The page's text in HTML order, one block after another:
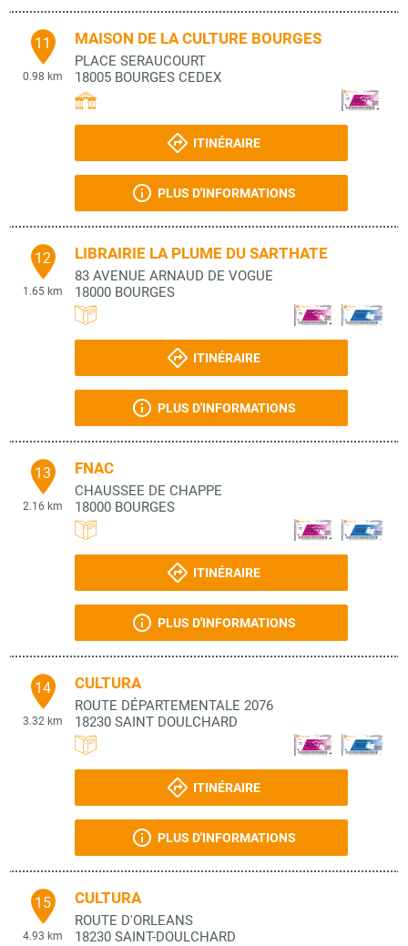
11
0.98 km
MAISON DE LA CULTURE BOURGES
PLACE SERAUCOURT
18005 BOURGES CEDEX
ITINÉRAIRE
PLUS D'INFORMATIONS
12
1.65 km
LIBRAIRIE LA PLUME DU SARTHATE
83 AVENUE ARNAUD DE VOGUE
18000 BOURGES
ITINÉRAIRE
PLUS D'INFORMATIONS
13
2.16 km
FNAC
CHAUSSEE DE CHAPPE
18000 BOURGES
ITINÉRAIRE
PLUS D'INFORMATIONS
14
3.32 km
CULTURA
ROUTE DÉPARTEMENTALE 2076
18230 SAINT DOULCHARD
ITINÉRAIRE
PLUS D'INFORMATIONS
15
4.93 km
CULTURA
ROUTE D'ORLEANS
18230 SAINT-DOULCHARD